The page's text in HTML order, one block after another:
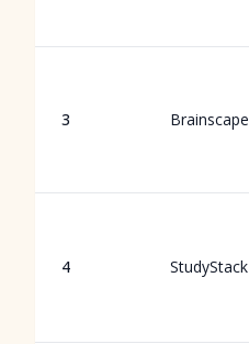
3 Brainscape
4 StudyStack